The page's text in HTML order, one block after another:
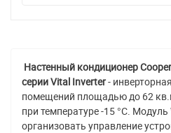
Настенный кондиционер
серии Vital Inverter-
помещений площадью до 62
при температуре -15 °C. Модуль
организовать управление